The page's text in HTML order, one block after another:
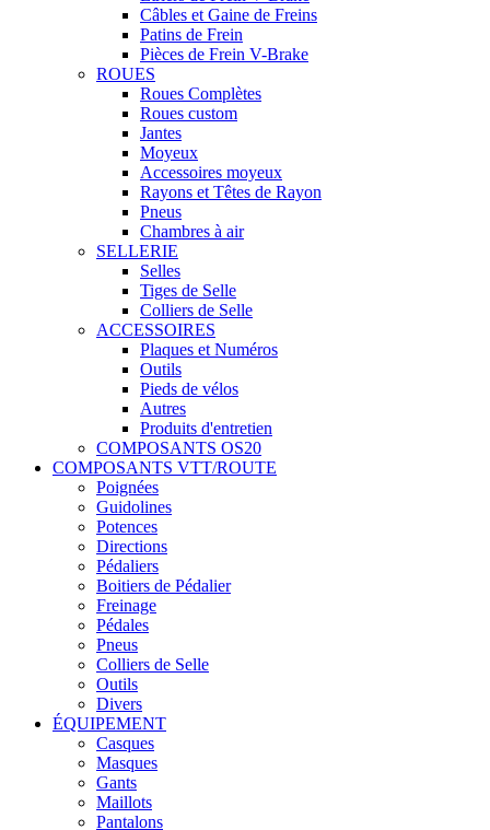
Câbles et Gaine de Freins
Patins de Frein
Pièces de Frein V-Brake
ROUES
Roues Complètes
Roues custom
Jantes
Moyeux
Accessoires moyeux
Rayons et Têtes de Rayon
Pneus
Chambres à air
SELLERIE
Selles
Tiges de Selle
Colliers de Selle
ACCESSOIRES
Plaques et Numéros
Outils
Pieds de vélos
Autres
Produits d'entretien
COMPOSANTS OS20
COMPOSANTS VTT/ROUTE
Poignées
Guidolines
Potences
Directions
Pédaliers
Boitiers de Pédalier
Freinage
Pédales
Pneus
Colliers de Selle
Outils
Divers
ÉQUIPEMENT
Casques
Masques
Gants
Maillots
Pantalons